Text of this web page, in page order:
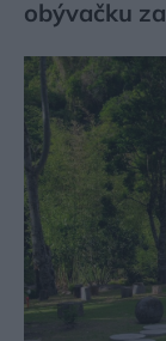
obývačku